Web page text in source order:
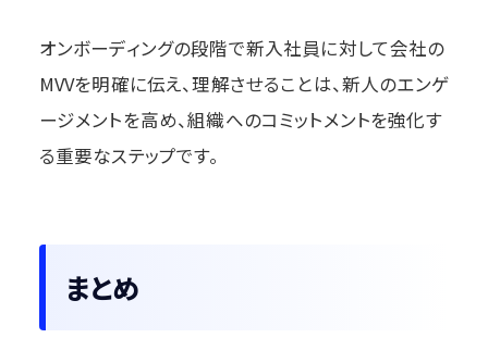
オンボーディングの段階で新入社員に対して会社の
MVVを明確に伝え、理解させることは、新人のエンゲ
ージメントを高め、組織へのコミットメントを強化す
る重要なステップです。
まとめ